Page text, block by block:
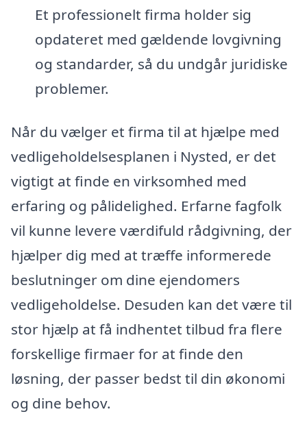
Et professionelt firma holder sig
opdateret med gældende lovgivning
og standarder, så du undgår juridiske
problemer.
Når du vælger et firma til at hjælpe med
vedligeholdelsesplanen i Nysted, er det
vigtigt at finde en virksomhed med
erfaring og pålidelighed. Erfarne fagfolk
vil kunne levere værdifuld rådgivning, der
hjælper dig med at træffe informerede
beslutninger om dine ejendomers
vedligeholdelse. Desuden kan det være til
stor hjælp at få indhentet tilbud fra flere
forskellige firmaer for at finde den
løsning, der passer bedst til din økonomi
og dine behov.